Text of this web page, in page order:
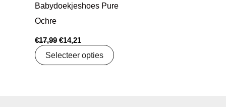
Babydoekjeshoes Pure
Ochre
€17,99 €14,21
Selecteer opties